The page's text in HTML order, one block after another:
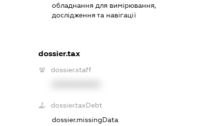
обладнання для вимірювання,
дослідження та навігації
dossier.tax
dossier.staff
dossier.taxDebt
dossier.missingData